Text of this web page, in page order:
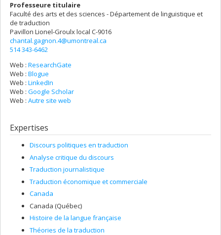
Professeure titulaire
Faculté des arts et des sciences - Département de linguistique et
de traduction
Pavillon Lionel-Groulxlocal C-9016
chantal.gagnon.4@umontreal.ca
514 343-6462
Web : ResearchGate
Web : Blogue
Web : LinkedIn
Web : Google Scholar
Web : Autre site web
Expertises
Discours politiques en traduction
Analyse critique du discours
Traduction journalistique
Traduction économique et commerciale
Canada
Canada (Québec)
Histoire de la langue française
Théories de la traduction